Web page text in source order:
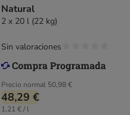
Natural
2 x 20 l (22 kg)
Precio normal 50,98 €
48,29 €
1,21 € / l
Sin valoraciones